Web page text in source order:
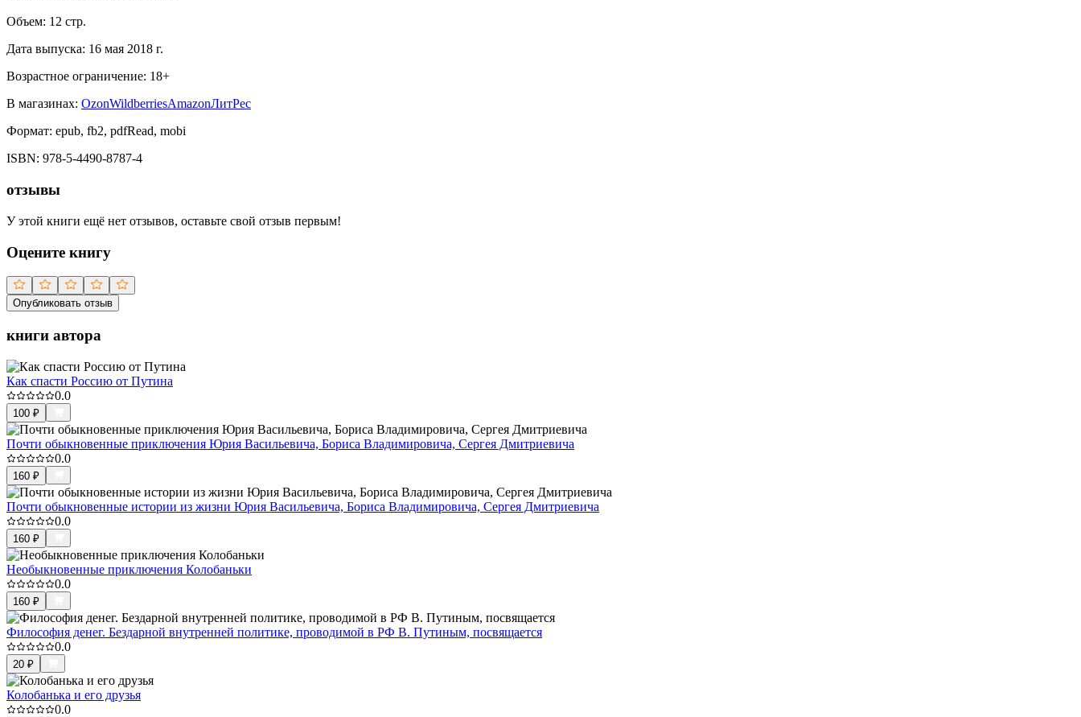
Объем: 12 стр.
Дата выпуска: 16 мая 2018 г.
Возрастное ограничение: 18+
В магазинах: OzonWildberriesAmazonЛитРес
Формат: epub, fb2, pdfRead, mobi
ISBN: 978-5-4490-8787-4
отзывы
У этой книги ещё нет отзывов, оставьте свой отзыв первым!
Оцените книгу
Опубликовать отзыв
книги автора
Как спасти Россию от Путина
0.0
100 ₽
Почти обыкновенные приключения Юрия Васильевича, Бориса Владимировича, Сергея Дмитриевича
0.0
160 ₽
Почти обыкновенные истории из жизни Юрия Васильевича, Бориса Владимировича, Сергея Дмитриевича
0.0
160 ₽
Необыкновенные приключения Колобаньки
0.0
160 ₽
Философия денег. Бездарной внутренней политике, проводимой в РФ В. Путиным, посвящается
0.0
20 ₽
Колобанька и его друзья
0.0